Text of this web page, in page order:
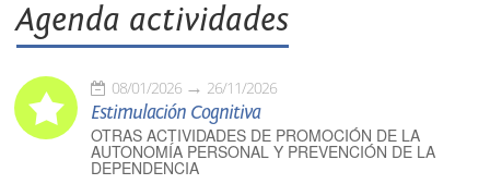
Agenda actividades
08/01/2026 26/11/2026
Estimulación Cognitiva
OTRAS ACTIVIDADES DE PROMOCIÓN DE LA
AUTONOMÍA PERSONAL Y PREVENCIÓN DE LA
DEPENDENCIA